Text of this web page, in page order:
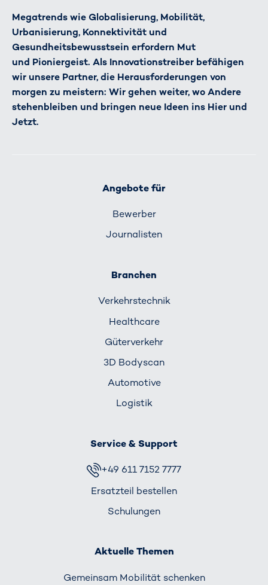
Megatrends wie Globalisierung, Mobilität,
Urbanisierung, Konnektivität und
Gesundheitsbewusstsein erfordern Mut
und Pioniergeist. Als Innovationstreiber befähigen
wir unsere Partner, die Herausforderungen von
morgen zu meistern: Wir gehen weiter, wo Andere
stehenbleiben und bringen neue Ideen ins Hier und
Jetzt.
Angebote für
Bewerber
Journalisten
Branchen
Verkehrs­technik
Healthcare
Güterverkehr
3D Bodyscan
Automotive
Logistik
Service & Support
+49 611 7152 7777
Ersatzteil bestellen
Schulungen
Aktuelle Themen
Gemeinsam Mobilität schenken